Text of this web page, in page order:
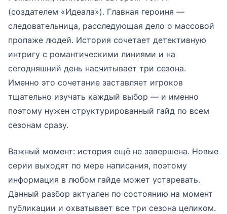
(создателем «Идеала»). Главная героиня —
следовательница, расследующая дело о массовой
пропаже людей. История сочетает детективную
интригу с романтическими линиями и на
сегодняшний день насчитывает три сезона.
Именно это сочетание заставляет игроков
тщательно изучать каждый выбор — и именно
поэтому нужен структурированный гайд по всем
сезонам сразу.
Важный момент: история ещё не завершена. Новые
серии выходят по мере написания, поэтому
информация в любом гайде может устаревать.
Данный разбор актуален по состоянию на момент
публикации и охватывает все три сезона целиком.